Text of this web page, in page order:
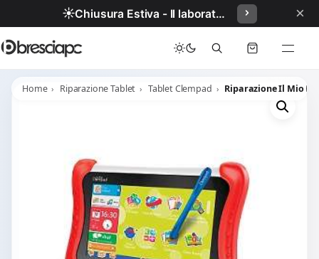
☀️ Chiusura Estiva - Il laboratorio resterà chiuso per ferie dal 29/06/2026 al 05/07/2026 compresi. ×
Home Riparazione Tablet Tablet Clempad Riparazione Il Mio